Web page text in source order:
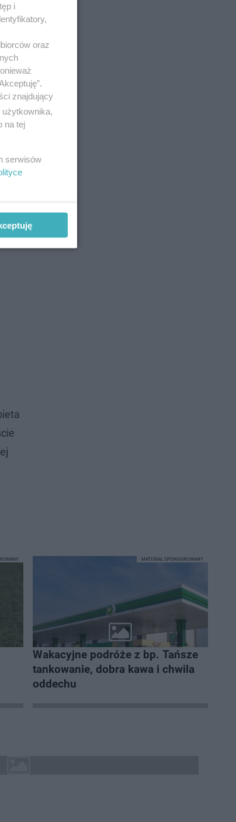
Wakacyjne podróże z bp. Tańsze
tankowanie, dobra kawa i chwila
oddechu
MATERIAŁ SPONSOROWANY
i
oraz
znajdujący
użytkownika,
na tej
serwisów